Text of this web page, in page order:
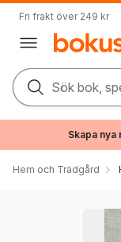
Fri frakt över 249 kr
Sök bok,
Skapa
Hem och Trädgård